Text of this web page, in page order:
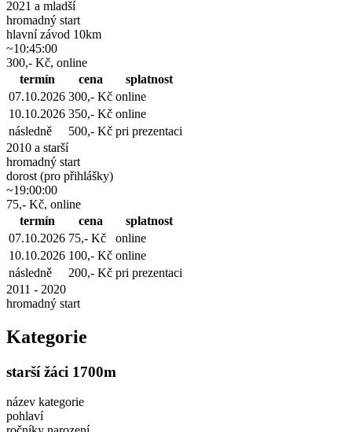
2021 a mladší
hromadný start
hlavní závod 10km
~10:45:00
300,- Kč, online
termín
cena
splatnost
07.10.2026 300,- Kč online
10.10.2026 350,- Kč online
následně
500,- Kč pri prezentaci
2010 a starší
hromadný start
dorost (pro přihlášky)
~19:00:00
75,- Kč, online
termín
cena
splatnost
07.10.2026 75,- Kč
online
10.10.2026 100,- Kč online
následně
200,- Kč pri prezentaci
2011 - 2020
hromadný start
Kategorie
starší žáci 1700m
název kategorie
pohlaví